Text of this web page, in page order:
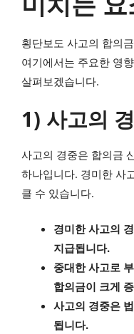
횡단보도 사고의 합의
여기에서는 주요한 영
살펴보겠습니다.
1) 사고의
사고의 경중은 합의금
하나입니다. 경미한 사
클 수 있습니다.
경미한 사고의
지급됩니다.
중대한 사고로
합의금이 크게
사고의 경중은
됩니다.